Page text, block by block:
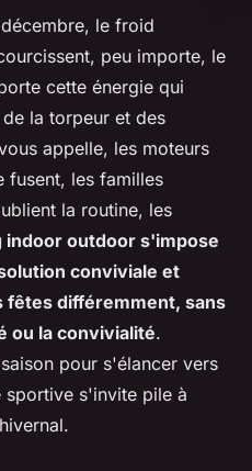
le froid
peu importe, le
cette énergie qui
la torpeur et des
appelle, les moteurs
fusent, les familles
la routine, les
indoor outdoor s'impose
conviviale et
fêtes différemment, sans
ou la convivialité.
pour s'élancer vers
sportive s'invite pile à